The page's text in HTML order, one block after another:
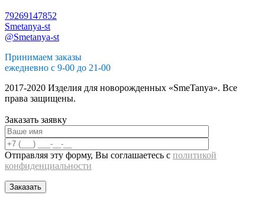
79269147852
Smetanya-st
@Smetanya-st
Принимаем заказы
ежедневно с 9-00 до 21-00
2017-2020 Изделия для новорожденных «SmeTanya». Все
права защищены.
Заказать заявку
Отправляя эту форму, Вы соглашаетесь с политикой
конфиденциальности